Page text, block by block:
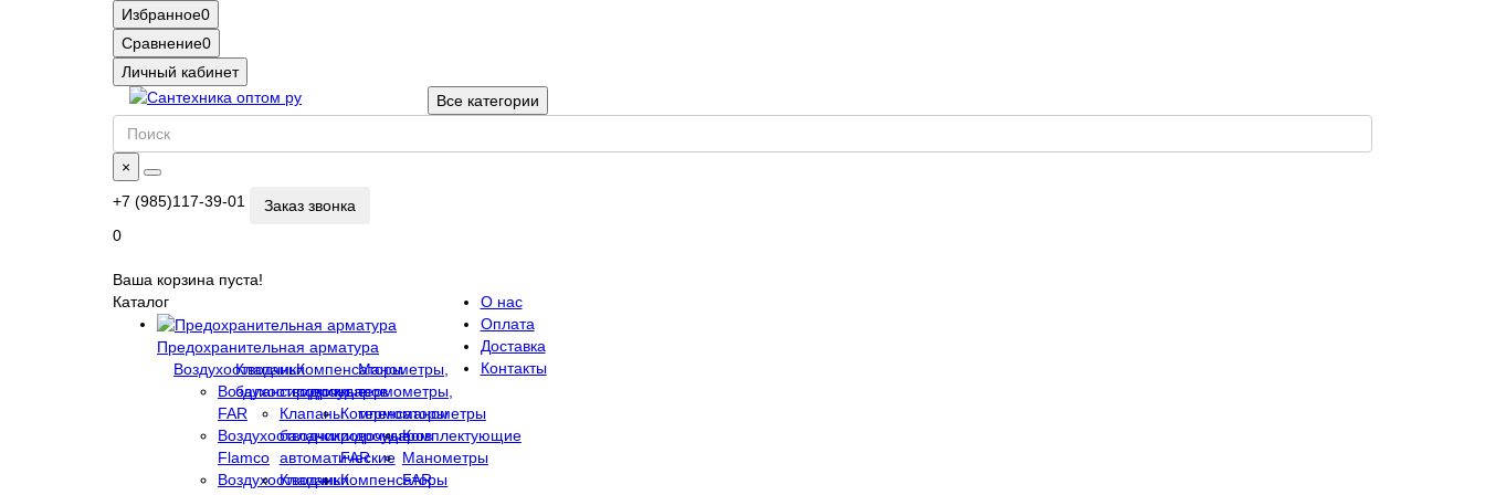
Избранное0
Сравнение0
Личный кабинет
Все категории
×
+7 (985)117-39-01
Заказ звонка
0
Ваша корзина пуста!
Каталог
Предохранительная арматура
Воздухоотводчики
Воздухоотводчики
FAR
Воздухоотводчики
Flamco
Воздухоотводчики
Клапаны
балансировочные
Клапаны
балансировочные
автоматические
Клапаны
Компенсаторы
гидроударов
Компенсаторы
гидроударов
FAR
Компенсаторы
Манометры,
термометры,
термоманометры
Комплектующие
Манометры
FAR
О нас
Оплата
Доставка
Контакты